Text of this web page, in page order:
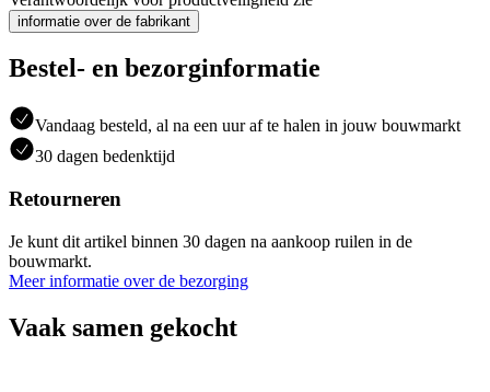
informatie over de fabrikant
Bestel- en bezorginformatie
Vandaag besteld, al na een uur af te halen in jouw bouwmarkt
30 dagen bedenktijd
Retourneren
Je kunt dit artikel binnen 30 dagen na aankoop ruilen in de
bouwmarkt.
Meer informatie over de bezorging
Vaak samen gekocht